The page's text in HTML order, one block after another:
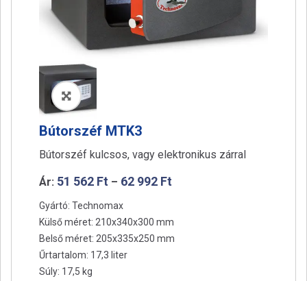
🔍
Bútorszéf MTK3
Bútorszéf kulcsos, vagy elektronikus zárral
Ár: 51 562 Ft – 62 992 Ft
Gyártó: Technomax
Külső méret: 210x340x300 mm
Belső méret: 205x335x250 mm
Űrtartalom: 17,3 liter
Súly: 17,5 kg